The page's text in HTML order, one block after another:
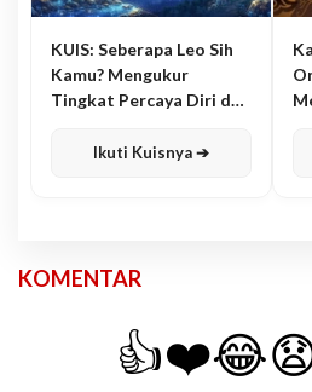
KUIS: Seberapa Leo Sih
Kamu? Mengukur
Tingkat Percaya Diri dan
Ikuti Kuisnya ➔
KOMENTAR
👍❤️😂